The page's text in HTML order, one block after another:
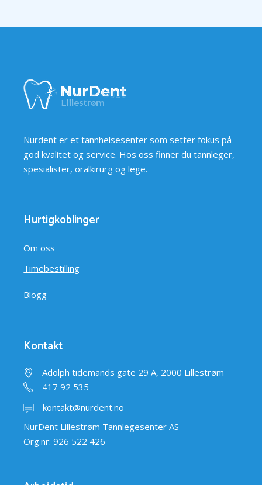
Nurdent er et tannhelsesenter som setter fokus på
god kvalitet og service. Hos oss finner du tannleger,
spesialister, oralkirurg og lege.
Hurtigkoblinger
Om oss
Timebestilling
Blogg
Kontakt
Adolph tidemands gate 29 A, 2000 Lillestrøm
417 92 535
kontakt@nurdent.no
NurDent Lillestrøm Tannlegesenter AS
Org.nr: 926 522 426